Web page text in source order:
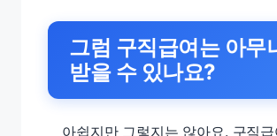
그럼 구직급여는 아무
받을 수 있나요?
아쉽지만 그렇지는 않아요. 구직